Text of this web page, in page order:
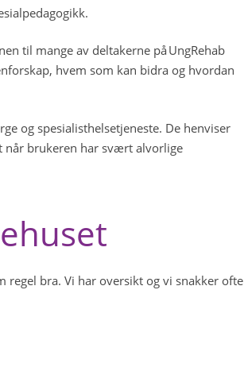
til mange av deltakerne på UngRehab
hvem som kan bidra og hvordan
og spesialisthelsetjeneste. De henviser
når brukeren har svært alvorlige
bra. Vi har oversikt og vi snakker ofte